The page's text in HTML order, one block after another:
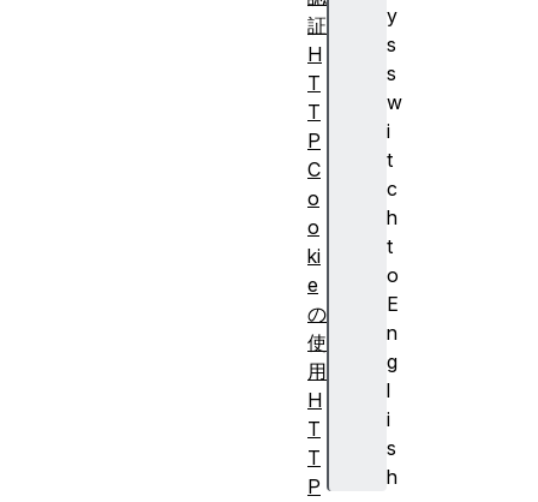
y
s
s
w
i
t
c
h
t
o
E
n
g
l
i
s
h
証
H
T
T
P
C
o
o
ki
e
の
使
用
H
T
T
P